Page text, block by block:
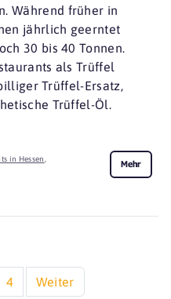
Während früher in
jährlich geerntet
30 bis 40 Tonnen.
als Trüffel
Trüffel-Ersatz,
Trüffel-Öl.
in Hessen Mehr
4 Weiter